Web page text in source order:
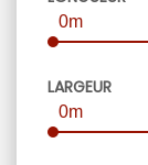
0m
LARGEUR
0m